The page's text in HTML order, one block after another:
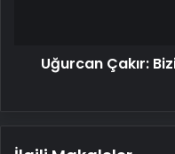
Uğurcan Çakır: